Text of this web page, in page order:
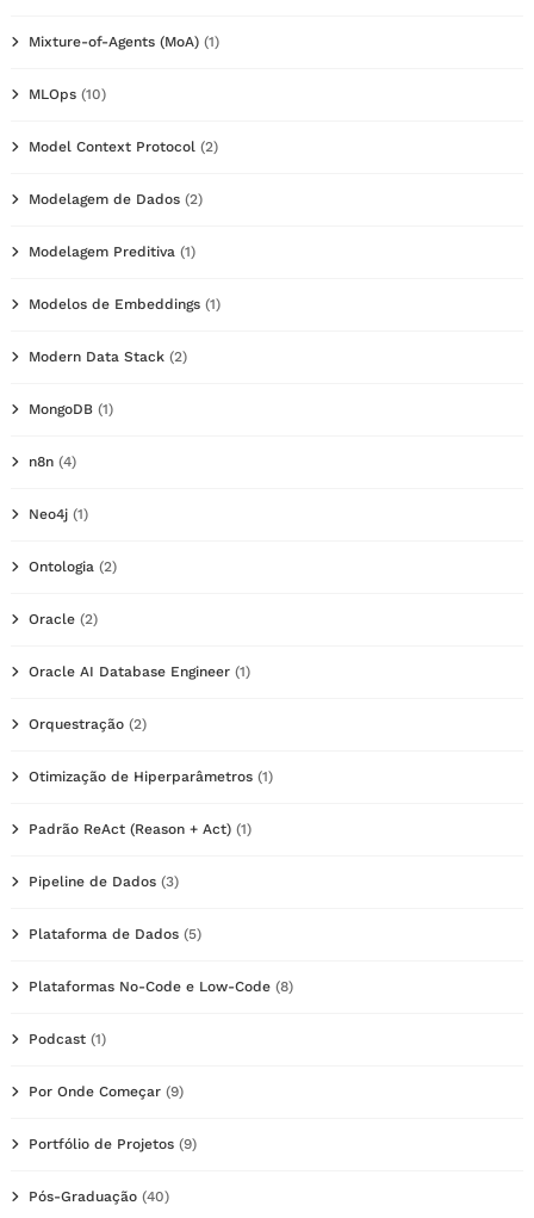
Mixture-of-Agents (MoA) (1)
MLOps (10)
Model Context Protocol (2)
Modelagem de Dados (2)
Modelagem Preditiva (1)
Modelos de Embeddings (1)
Modern Data Stack (2)
MongoDB (1)
n8n (4)
Neo4j (1)
Ontologia (2)
Oracle (2)
Oracle AI Database Engineer (1)
Orquestração (2)
Otimização de Hiperparâmetros (1)
Padrão ReAct (Reason + Act) (1)
Pipeline de Dados (3)
Plataforma de Dados (5)
Plataformas No-Code e Low-Code (8)
Podcast (1)
Por Onde Começar (9)
Portfólio de Projetos (9)
Pós-Graduação (40)